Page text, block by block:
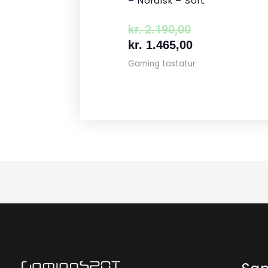
kr.2.190,00
kr. 1.465,00
Gaming tastatur